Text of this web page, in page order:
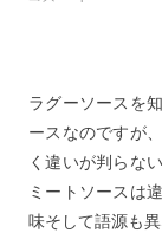
ラグーソースを
ースなのですが
く違いが判らな
ミートソースは
味そして語源も異